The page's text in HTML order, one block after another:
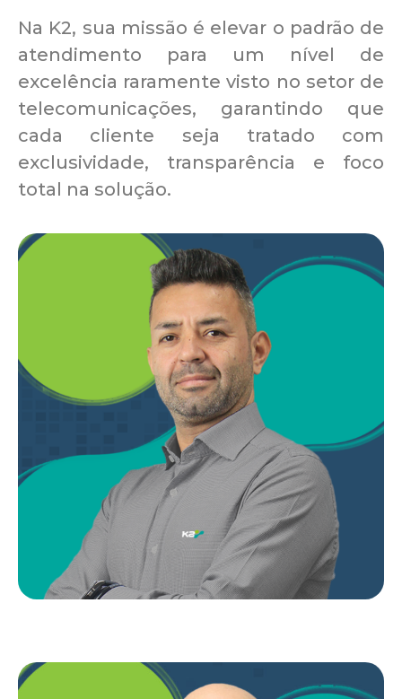
Na K2, sua missão é elevar o padrão de
atendimento para um nível de
excelência raramente visto no setor de
telecomunicações, garantindo que
cada cliente seja tratado com
exclusividade, transparência e foco
total na solução.